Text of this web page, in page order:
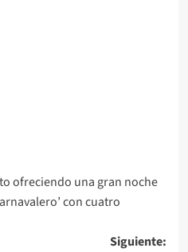
ofreciendo una gran noche
con cuatro
Siguiente: